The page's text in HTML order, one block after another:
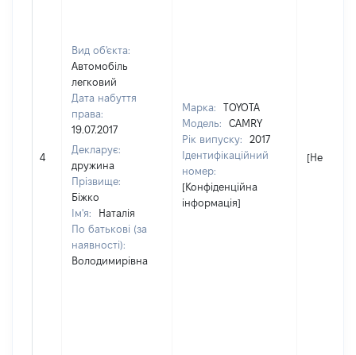
4
Вид об'єкта:
Автомобіль
легковий
Дата набуття
права:
19.07.2017
Декларує:
дружина
Прізвище:
Біжко
Ім'я:
Наталія
По батькові (за
наявності):
Володимирівна
Марка:
TOYOTA
Модель:
CAMRY
Рік випуску:
2017
Ідентифікаційний
номер:
[Конфіденційна
інформація]
[Не